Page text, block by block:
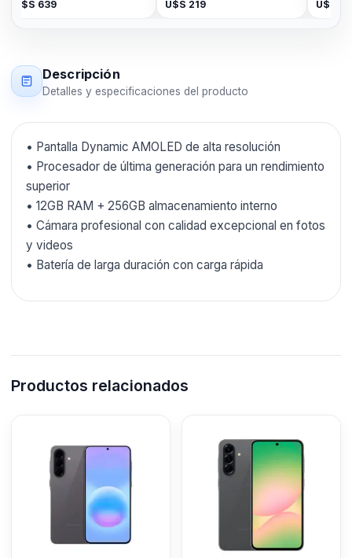
Descripción
Detalles y especificaciones del producto
• Pantalla Dynamic AMOLED de alta resolución
• Procesador de última generación para un rendimiento
superior
• 12GB RAM + 256GB almacenamiento interno
• Cámara profesional con calidad excepcional en fotos
y videos
• Batería de larga duración con carga rápida
Productos relacionados